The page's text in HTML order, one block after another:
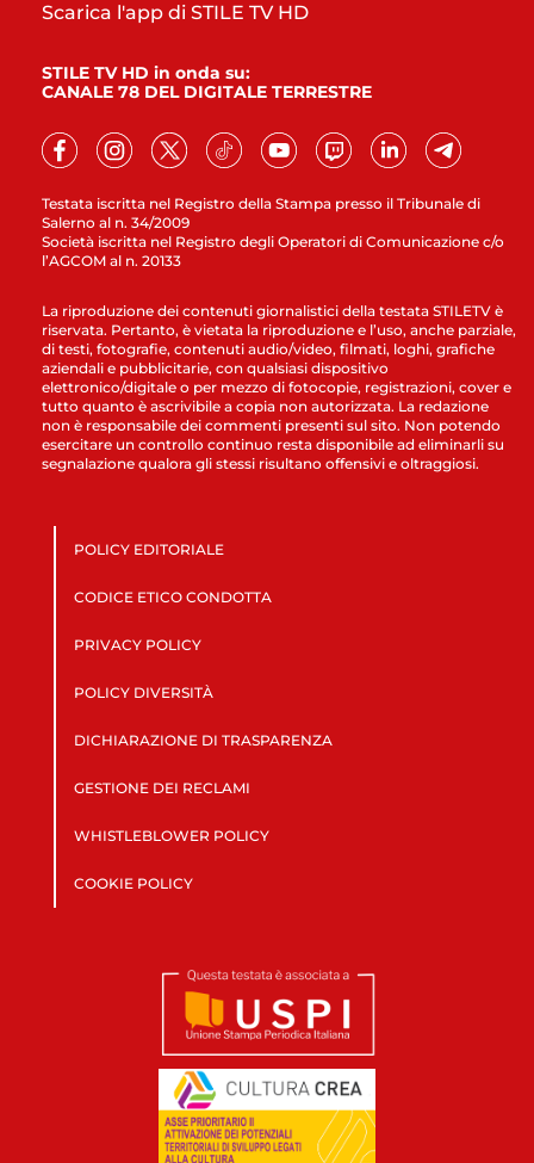
Testata iscritta nel Registro della Stampa presso il Tribunale di
Salerno al n. 34/2009
Società iscritta nel Registro degli Operatori di Comunicazione c/o
l’AGCOM al n. 20133
Scarica l'app di STILE TV HD
STILE TV HD in onda su:
CANALE 78 DEL DIGITALE TERRESTRE
La riproduzione dei contenuti giornalistici della testata STILETV è
riservata. Pertanto, è vietata la riproduzione e l’uso, anche parziale,
di testi, fotografie, contenuti audio/video, filmati, loghi, grafiche
aziendali e pubblicitarie, con qualsiasi dispositivo
elettronico/digitale o per mezzo di fotocopie, registrazioni, cover e
tutto quanto è ascrivibile a copia non autorizzata. La redazione
non è responsabile dei commenti presenti sul sito. Non potendo
esercitare un controllo continuo resta disponibile ad eliminarli su
segnalazione qualora gli stessi risultano offensivi e oltraggiosi.
POLICY EDITORIALE
CODICE ETICO CONDOTTA
PRIVACY POLICY
POLICY DIVERSITÀ
DICHIARAZIONE DI TRASPARENZA
GESTIONE DEI RECLAMI
WHISTLEBLOWER POLICY
COOKIE POLICY